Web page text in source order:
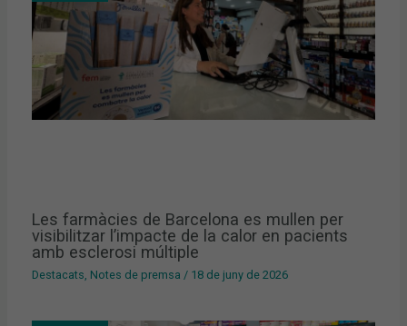
Les farmàcies de Barcelona es mullen per
visibilitzar l’impacte de la calor en pacients
amb esclerosi múltiple
Destacats, Notes de premsa / 18 de juny de 2026